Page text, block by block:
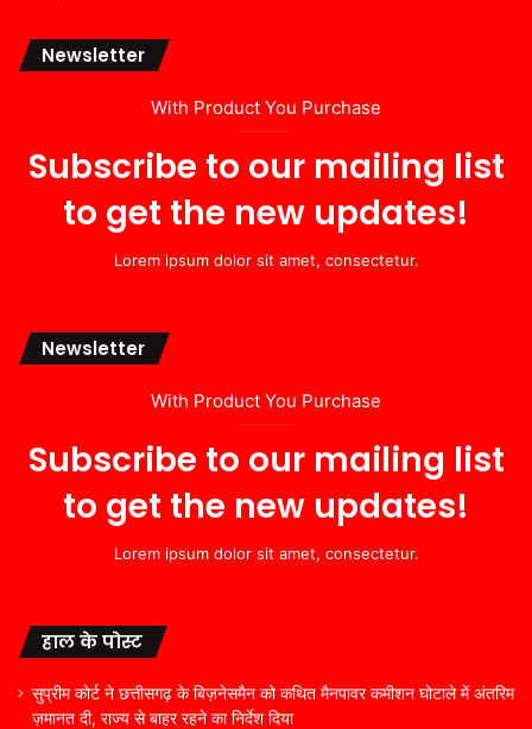
Newsletter
With Product You Purchase
Subscribe to our mailing list
to get the new updates!
Lorem ipsum dolor sit amet, consectetur.
Newsletter
With Product You Purchase
Subscribe to our mailing list
to get the new updates!
Lorem ipsum dolor sit amet, consectetur.
हाल के पोस्ट
सुप्रीम कोर्ट ने छत्तीसगढ़ के बिज़नेसमैन को कथित मैनपावर कमीशन घोटाले में अंतरिम
ज़मानत दी, राज्य से बाहर रहने का निर्देश दिया